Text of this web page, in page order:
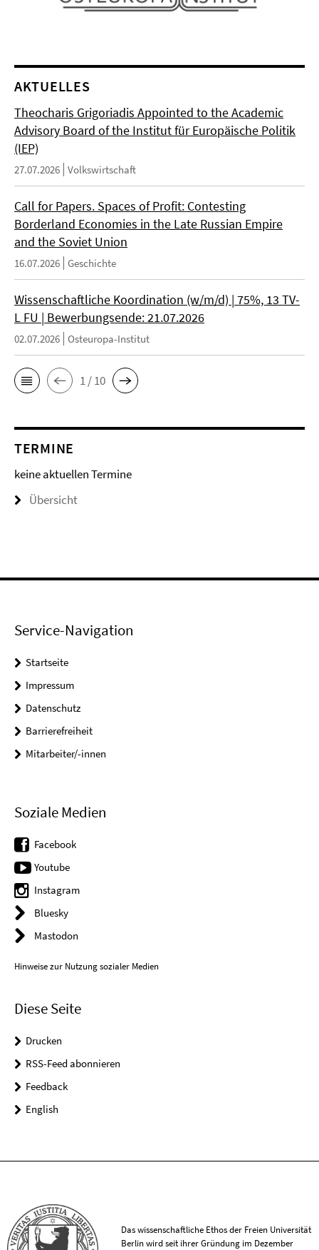
AKTUELLES
Theocharis Grigoriadis Appointed to the Academic
Advisory Board of the Institut für Europäische Politik
(IEP)
27.07.2026 Volkswirtschaft
Call for Papers. Spaces of Profit: Contesting
Borderland Economies in the Late Russian Empire
and the Soviet Union
16.07.2026 Geschichte
Wissenschaftliche Koordination (w/m/d) | 75%, 13 TV-
L FU | Bewerbungsende: 21.07.2026
02.07.2026 Osteuropa-Institut
1 / 10
TERMINE
keine aktuellen Termine
Übersicht
Service-Navigation
Startseite
Impressum
Datenschutz
Barrierefreiheit
Mitarbeiter/-innen
Soziale Medien
Facebook
Youtube
Instagram
Bluesky
Mastodon
Hinweise zur Nutzung sozialer Medien
Diese Seite
Drucken
RSS-Feed abonnieren
Feedback
English
Das wissenschaftliche Ethos der Freien Universität
Berlin wird seit ihrer Gründung im Dezember